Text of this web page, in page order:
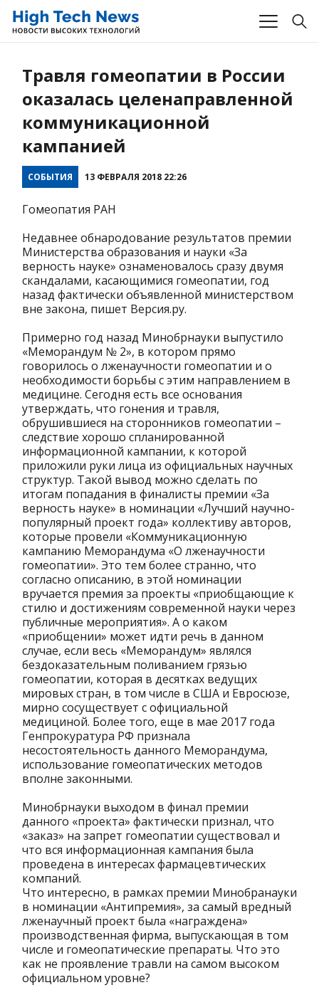
Травля гомеопатии в России
оказалась целенаправленной
коммуникационной
кампанией
СОБЫТИЯ 13 ФЕВРАЛЯ 2018 22:26
Гомеопатия РАН
Недавнее обнародование результатов премии
Министерства образования и науки «За
верность науке» ознаменовалось сразу двумя
скандалами, касающимися гомеопатии, год
назад фактически объявленной министерством
вне закона, пишет Версия.ру.
Примерно год назад Минобрнауки выпустило
«Меморандум № 2», в котором прямо
говорилось о лженаучности гомеопатии и о
необходимости борьбы с этим направлением в
медицине. Сегодня есть все основания
утверждать, что гонения и травля,
обрушившиеся на сторонников гомеопатии –
следствие хорошо спланированной
информационной кампании, к которой
приложили руки лица из официальных научных
структур. Такой вывод можно сделать по
итогам попадания в финалисты премии «За
верность науке» в номинации «Лучший научно-
популярный проект года» коллективу авторов,
которые провели «Коммуникационную
кампанию Меморандума «О лженаучности
гомеопатии». Это тем более странно, что
согласно описанию, в этой номинации
вручается премия за проекты «приобщающие к
стилю и достижениям современной науки через
публичные мероприятия». А о каком
«приобщении» может идти речь в данном
случае, если весь «Меморандум» являлся
бездоказательным поливанием грязью
гомеопатии, которая в десятках ведущих
мировых стран, в том числе в США и Евросюзе,
мирно сосуществует с официальной
медициной. Более того, еще в мае 2017 года
Генпрокуратура РФ признала
несостоятельность данного Меморандума,
использование гомеопатических методов
вполне законными.
Минобрнауки выходом в финал премии
данного «проекта» фактически признал, что
«заказ» на запрет гомеопатии существовал и
что вся информационная кампания была
проведена в интересах фармацевтических
компаний.
Что интересно, в рамках премии Минобранауки
в номинации «Антипремия», за самый вредный
лженаучный проект была «награждена»
производственная фирма, выпускающая в том
числе и гомеопатические препараты. Что это
как не проявление травли на самом высоком
официальном уровне?